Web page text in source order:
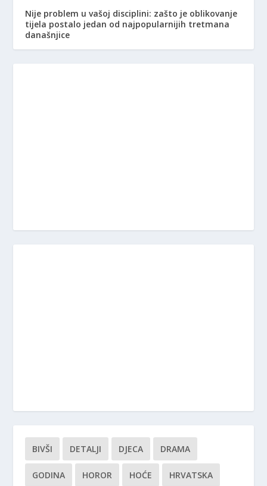
Nije problem u vašoj disciplini: zašto je oblikovanje
tijela postalo jedan od najpopularnijih tretmana
današnjice
BIVŠI DETALJI DJECA DRAMA
GODINA HOROR HOĆE HRVATSKA